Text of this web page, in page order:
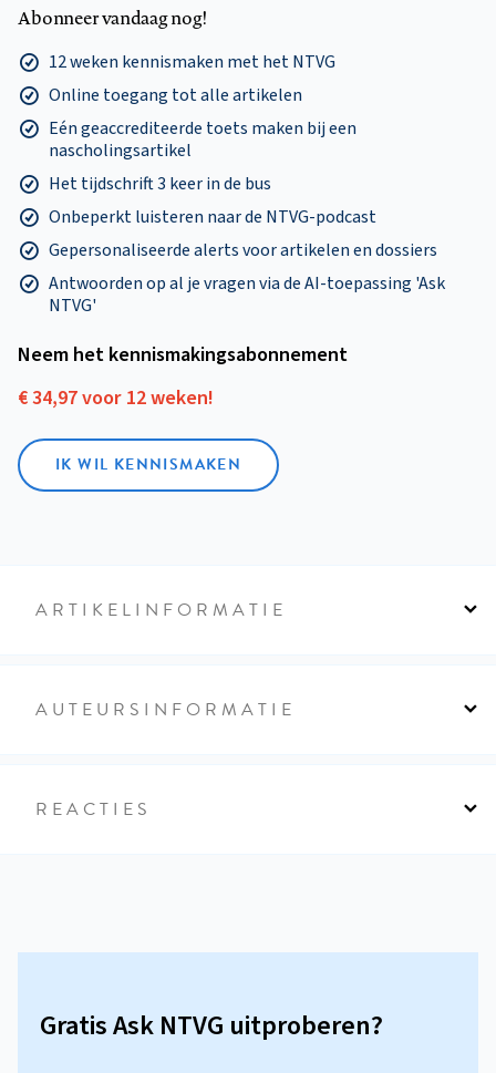
Abonneer vandaag nog!
12 weken kennismaken met het NTVG
Online toegang tot alle artikelen
Eén geaccrediteerde toets maken bij een
nascholingsartikel
Het tijdschrift 3 keer in de bus
Onbeperkt luisteren naar de NTVG-podcast
Gepersonaliseerde alerts voor artikelen en dossiers
Antwoorden op al je vragen via de AI-toepassing 'Ask
NTVG'
Neem het kennismakings­abonnement
€ 34,97 voor 12 weken!
IK WIL KENNISMAKEN
ARTIKELINFORMATIE
AUTEURSINFORMATIE
REACTIES
Gratis Ask NTVG uitproberen?